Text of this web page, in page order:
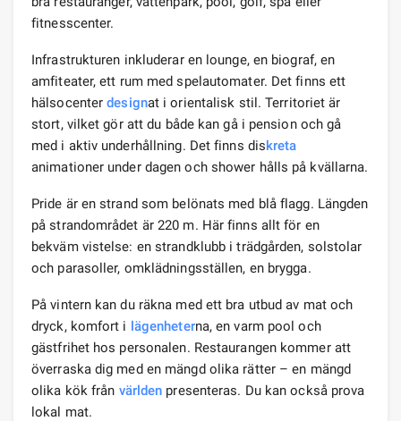
fitnesscenter.
Infrastrukturen inkluderar en lounge, en biograf, en
amfiteater, ett rum med spelautomater. Det finns ett
hälsocenterdesignat i orientalisk stil. Territoriet är
stort, vilket gör att du både kan gå i pension och gå
med i aktiv underhållning. Det finns diskreta
animationer under dagen och shower hålls på kvällarna.
Pride är en strand som belönats med blå flagg. Längden
på strandområdet är 220 m. Här finns allt för en
bekväm vistelse: en strandklubb i trädgården, solstolar
och parasoller, omklädningsställen, en brygga.
På vintern kan du räkna med ett bra utbud av mat och
dryck, komfort i lägenheterna, en varm pool och
gästfrihet hos personalen. Restaurangen kommer att
överraska dig med en mängd olika rätter – en mängd
olika kök från världen presenteras. Du kan också prova
lokal mat.